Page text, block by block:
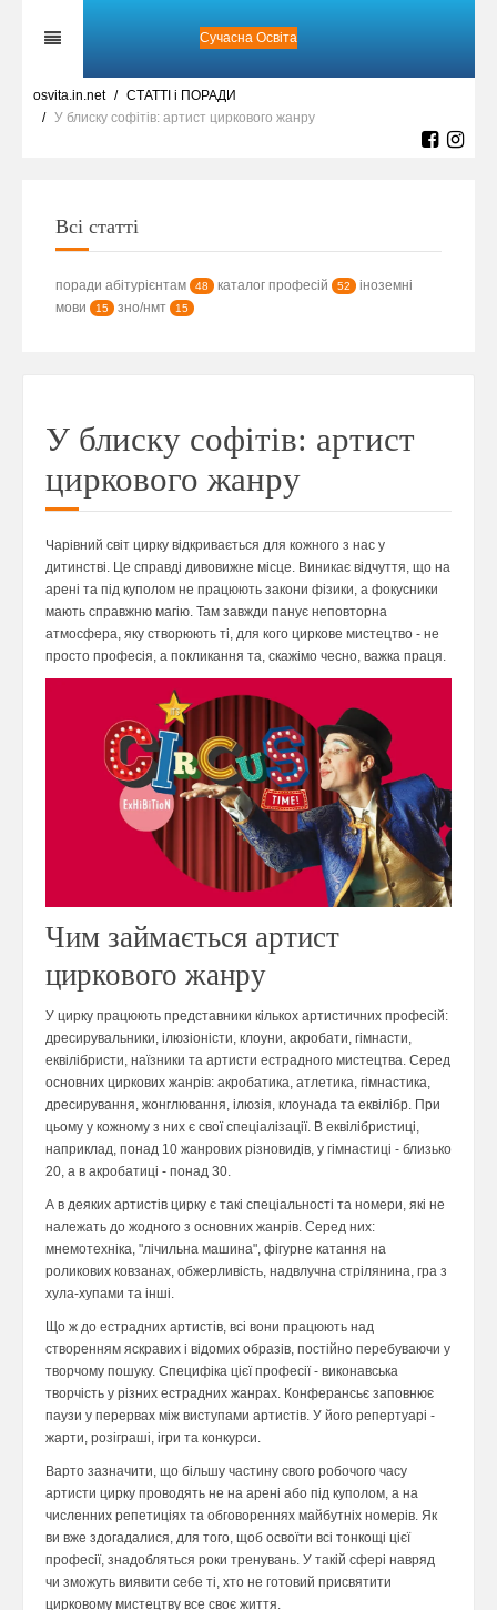
Сучасна Освіта
osvita.in.net
СТАТТІ і ПОРАДИ
У блиску софітів: артист циркового жанру
Всі статті
поради абітурієнтам 48 каталог професій 52
іноземні
мови
15 зно/нмт 15
У блиску софітів: артист
циркового жанру
Чарівний світ цирку відкривається для кожного з нас у
дитинстві. Це справді дивовижне місце. Виникає відчуття, що на
арені та під куполом не працюють закони фізики, а фокусники
мають справжню магію. Там завжди панує неповторна
атмосфера, яку створюють ті, для кого циркове мистецтво - не
просто професія, а покликання та, скажімо чесно, важка праця.
Чим займається артист
циркового жанру
У цирку працюють представники кількох артистичних професій:
дресирувальники, ілюзіоністи, клоуни, акробати, гімнасти,
еквілібристи, наїзники та артисти естрадного мистецтва. Серед
основних циркових жанрів: акробатика, атлетика, гімнастика,
дресирування, жонглювання, ілюзія, клоунада та еквілібр. При
цьому у кожному з них є свої спеціалізації. В еквілібристиці,
наприклад, понад 10 жанрових різновидів, у гімнастиці - близько
20, а в акробатиці - понад 30.
А в деяких артистів цирку є такі спеціальності та номери, які не
належать до жодного з основних жанрів. Серед них:
мнемотехніка, "лічильна машина", фігурне катання на
роликових ковзанах, обжерливість, надвлучна стрілянина, гра з
хула-хупами та інші.
Що ж до естрадних артистів, всі вони працюють над
створенням яскравих і відомих образів, постійно перебуваючи у
творчому пошуку. Специфіка цієї професії - виконавська
творчість у різних естрадних жанрах. Конферансьє заповнює
паузи у перервах між виступами артистів. У його репертуарі -
жарти, розіграші, ігри та конкурси.
Варто зазначити, що більшу частину свого робочого часу
артисти цирку проводять не на арені або під куполом, а на
численних репетиціях та обговореннях майбутніх номерів. Як
ви вже здогадалися, для того, щоб освоїти всі тонкощі цієї
професії, знадобляться роки тренувань. У такій сфері навряд
чи зможуть виявити себе ті, хто не готовий присвятити
цирковому мистецтву все своє життя.